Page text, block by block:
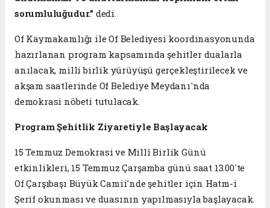
sorumluluğudur." dedi.
Of Kaymakamlığı ile Of Belediyesi koordinasyonunda
hazırlanan program kapsamında şehitler dualarla
anılacak, milli birlik yürüyüşü gerçekleştirilecek ve
akşam saatlerinde Of Belediye Meydanı'nda
demokrasi nöbeti tutulacak.
Program Şehitlik Ziyaretiyle Başlayacak
15 Temmuz Demokrasi ve Millî Birlik Günü
etkinlikleri, 15 Temmuz Çarşamba günü saat 13.00'te
Of Çarşıbaşı Büyük Camii'nde şehitler için Hatm-i
Şerif okunması ve duasının yapılmasıyla başlayacak.